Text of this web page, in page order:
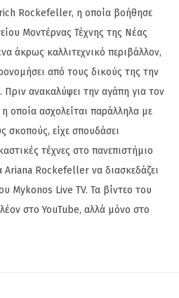
Rockefeller, η οποία βοήθησε
Μοντέρνας Τέχνης της Νέας
άκρως καλλιτεχνικό περιβάλλον,
από τους δικούς της την
Πριν ανακαλύψει την αγάπη για τον
οποία ασχολείται παράλληλα με
σκοπούς, είχε σπουδάσει
τέχνες στο πανεπιστήμιο
Ariana Rockefeller να διασκεδάζει
Mykonos Live TV. Τα βίντεο του
στο YouTube, αλλά μόνο στο